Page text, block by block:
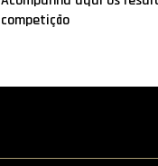
competição